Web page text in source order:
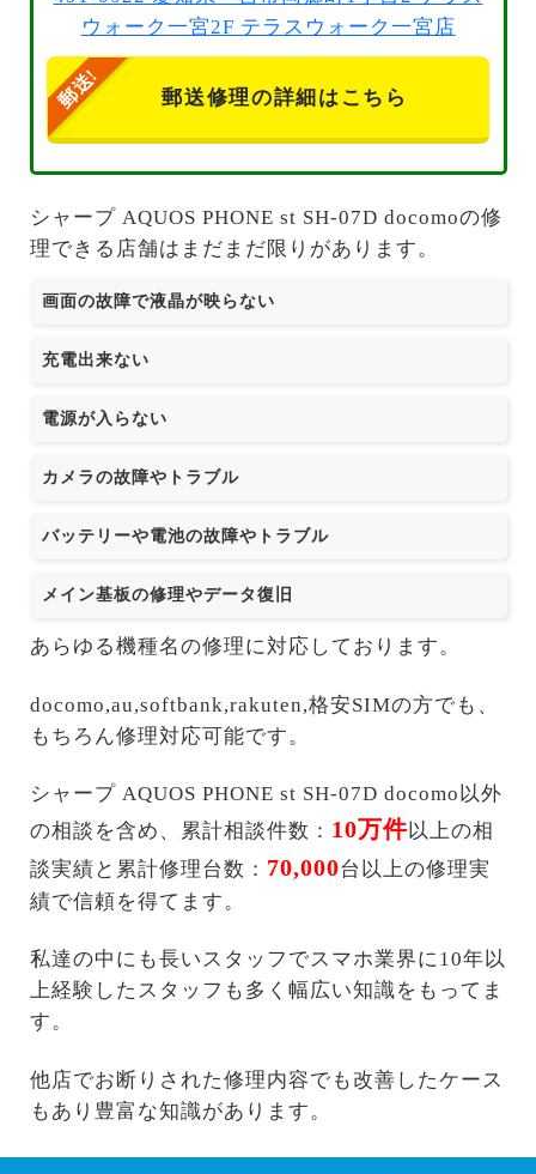
ウォーク一宮2F テラスウォーク一宮店
郵送修理の詳細はこちら
シャープ AQUOS PHONE st SH-07D docomoの修
理できる店舗はまだまだ限りがあります。
画面の故障で液晶が映らない
充電出来ない
電源が入らない
カメラの故障やトラブル
バッテリーや電池の故障やトラブル
メイン基板の修理やデータ復旧
あらゆる機種名の修理に対応しております。
docomo,au,softbank,rakuten,格安SIMの方でも、
もちろん修理対応可能です。
シャープ AQUOS PHONE st SH-07D docomo以外
の相談を含め、累計相談件数： 10万件以上の相
談実績と累計修理台数： 70,000台以上の修理実
績で信頼を得てます。
私達の中にも長いスタッフでスマホ業界に10年以
上経験したスタッフも多く幅広い知識をもってま
す。
他店でお断りされた修理内容でも改善したケース
もあり豊富な知識があります。